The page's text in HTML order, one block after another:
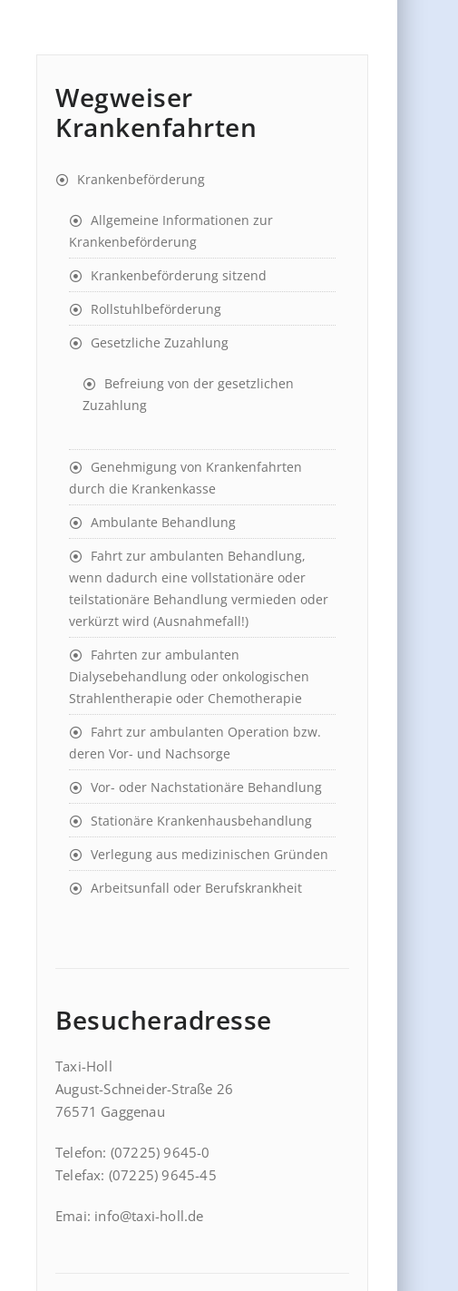
Wegweiser
Krankenfahrten
Krankenbeförderung
Allgemeine Informationen zur
Krankenbeförderung
Krankenbeförderung sitzend
Rollstuhlbeförderung
Gesetzliche Zuzahlung
Befreiung von der gesetzlichen
Zuzahlung
Genehmigung von Krankenfahrten
durch die Krankenkasse
Ambulante Behandlung
Fahrt zur ambulanten Behandlung,
wenn dadurch eine vollstationäre oder
teilstationäre Behandlung vermieden oder
verkürzt wird (Ausnahmefall!)
Fahrten zur ambulanten
Dialysebehandlung oder onkologischen
Strahlentherapie oder Chemotherapie
Fahrt zur ambulanten Operation bzw.
deren Vor- und Nachsorge
Vor- oder Nachstationäre Behandlung
Stationäre Krankenhausbehandlung
Verlegung aus medizinischen Gründen
Arbeitsunfall oder Berufskrankheit
Besucheradresse
Taxi-Holl
August-Schneider-Straße 26
76571 Gaggenau
Telefon: (07225) 9645-0
Telefax: (07225) 9645-45
Emai: info@taxi-holl.de